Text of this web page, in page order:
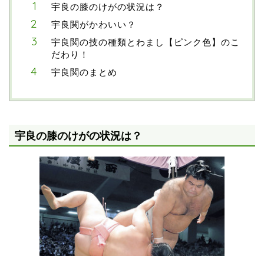
宇良の膝のけがの状況は？
宇良関がかわいい？
宇良関の技の種類とわまし【ピンク色】のこ
だわり！
宇良関のまとめ
宇良の膝のけがの状況は？